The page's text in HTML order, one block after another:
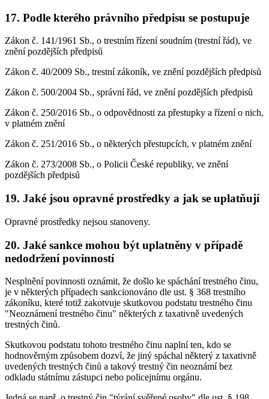
17. Podle kterého právního předpisu se postupuje
Zákon č. 141/1961 Sb., o trestním řízení soudním (trestní řád), ve
znění pozdějších předpisů
Zákon č. 40/2009 Sb., trestní zákoník, ve znění pozdějších předpisů
Zákon č. 500/2004 Sb., správní řád, ve znění pozdějších předpisů
Zákon č. 250/2016 Sb., o odpovědnosti za přestupky a řízení o nich,
v platném znění
Zákon č. 251/2016 Sb., o některých přestupcích, v platném znění
Zákon č. 273/2008 Sb., o Policii České republiky, ve znění
pozdějších předpisů
19. Jaké jsou opravné prostředky a jak se uplatňují
Opravné prostředky nejsou stanoveny.
20. Jaké sankce mohou být uplatněny v případě
nedodržení povinností
Nesplnění povinnosti oznámit, že došlo ke spáchání trestného činu,
je v některých případech sankcionováno dle ust. § 368 trestního
zákoníku, které totiž zakotvuje skutkovou podstatu trestného činu
"Neoznámení trestného činu" některých z taxativně uvedených
trestných činů.
Skutkovou podstatu tohoto trestného činu naplní ten, kdo se
hodnověrným způsobem dozví, že jiný spáchal některý z taxativně
uvedených trestných činů a takový trestný čin neoznámí bez
odkladu státnímu zástupci nebo policejnímu orgánu.